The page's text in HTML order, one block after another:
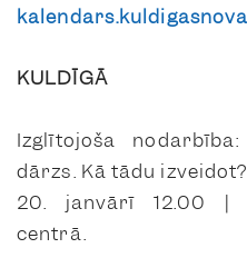
KULDĪGĀ
Izglītojoša
dārzs. Kā tādu
20. janvārī 12.00 |
centrā.